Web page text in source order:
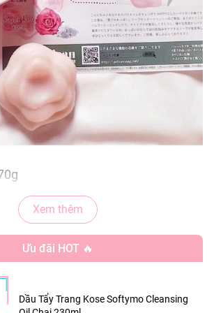
PELICAN
NHẬT BẢN
Xem thêm
Ưu đãi HOT 🔥
Dầu Tẩy Trang Kose Softymo Cleansing